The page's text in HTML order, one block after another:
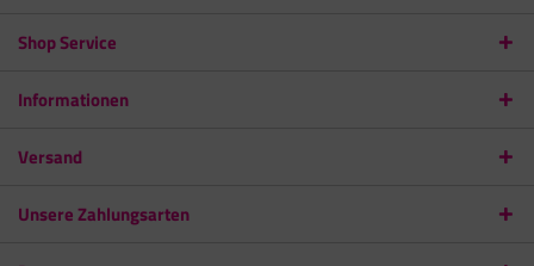
Shop Service
Informationen
Versand
Unsere Zahlungsarten